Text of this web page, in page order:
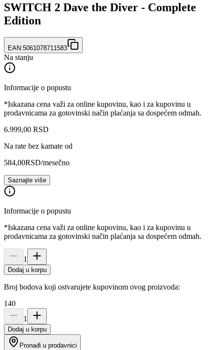
SWITCH 2 Dave the Diver - Complete
Edition
EAN:5061078711583
Na stanju
Informacije o popustu
*Iskazana cena važi za online kupovinu, kao i za kupovinu u
prodavnicama za gotovinski način plaćanja sa dospećem odmah.
6.999,00 RSD
Na rate bez kamate od
584,00RSD/mesečno
Saznajte više
Informacije o popustu
*Iskazana cena važi za online kupovinu, kao i za kupovinu u
prodavnicama za gotovinski način plaćanja sa dospećem odmah.
1
Dodaj u korpu
Broj bodova koji ostvarujete kupovinom ovog proizvoda:
140
1
Dodaj u korpu
Pronađi u prodavnici